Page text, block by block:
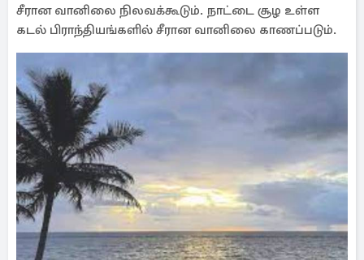
சீரான வானிலை நிலவக்கூடும். நாட்டை சூழ உள்ள
கடல் பிராந்தியங்களில் சீரான வானிலை காணப்படும்.